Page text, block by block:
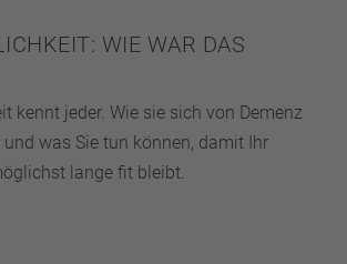
WIE WAR DAS
kennt jeder. Wie sie sich von Demenz
was Sie tun können, damit Ihr
lange fit bleibt.